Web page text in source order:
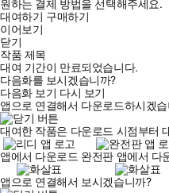
원하는 결제 방법을 선택해주세요.
대여하기 구매하기
이어보기
닫기
작품 제목
대여 기간이 만료되었습니다.
다음화를 보시겠습니까?
다음화 보기 다시 보기
앱으로 연결해서 다운로드하시겠
대여한 작품은 다운로드 시점부터
앱에서 다운로드 완전판 앱에서 다
앱으로 연결해서 보시겠습니까?